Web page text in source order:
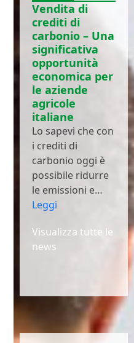
Vendita di
crediti di
carbonio – Una
significativa
opportunità
economica per
le aziende
agricole
italiane
Lo sapevi che con
i crediti di
carbonio oggi è
possibile ridurre
le emissioni e…
Leggi
Visualizza tutte le
news